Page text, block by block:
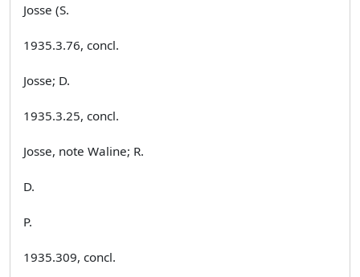
Josse (S.
1935.3.76, concl.
Josse; D.
1935.3.25, concl.
Josse, note Waline; R.
D.
P.
1935.309, concl.